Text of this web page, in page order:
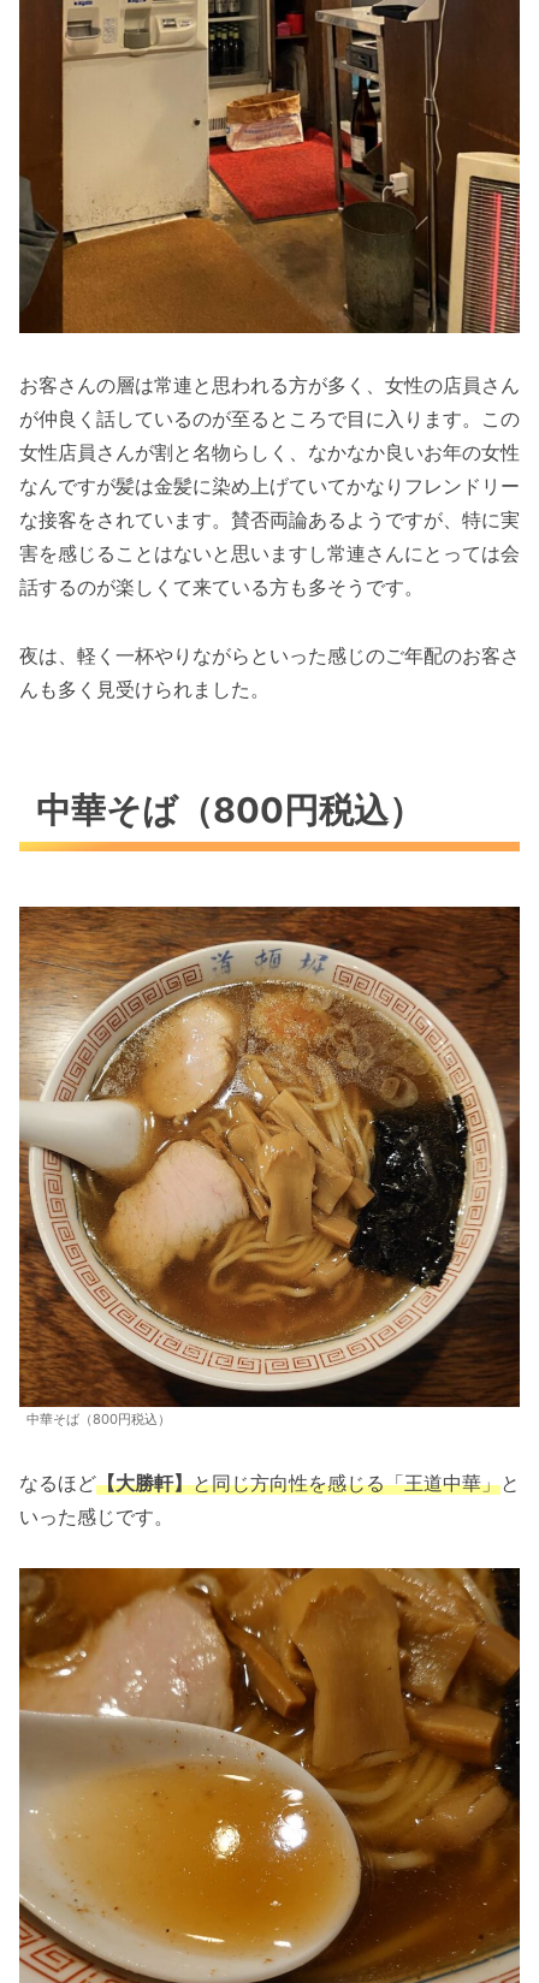
お客さんの層は常連と思われる方が多く、女性の店員さん
が仲良く話しているのが至るところで目に入ります。この
女性店員さんが割と名物らしく、なかなか良いお年の女性
なんですが髪は金髪に染め上げていてかなりフレンドリー
な接客をされています。賛否両論あるようですが、特に実
害を感じることはないと思いますし常連さんにとっては会
話するのが楽しくて来ている方も多そうです。
夜は、軽く一杯やりながらといった感じのご年配のお客さ
んも多く見受けられました。
中華そば（800円税込）
中華そば（800円税込）
なるほど【大勝軒】と同じ方向性を感じる「王道中華」と
いった感じです。